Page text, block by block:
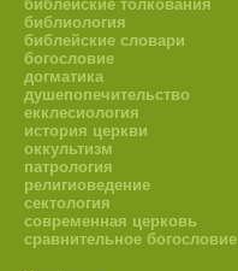
библейские толкования
библиология
библейские словари
богословие
догматика
душепопечительство
екклесиология
история церкви
оккультизм
патрология
религиоведение
сектология
современная церковь
сравнительное богословие